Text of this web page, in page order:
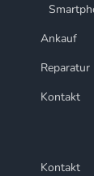
Ankauf
Reparatur
Kontakt
Kontakt